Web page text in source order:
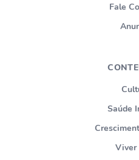
Fale
Saúde
Viver